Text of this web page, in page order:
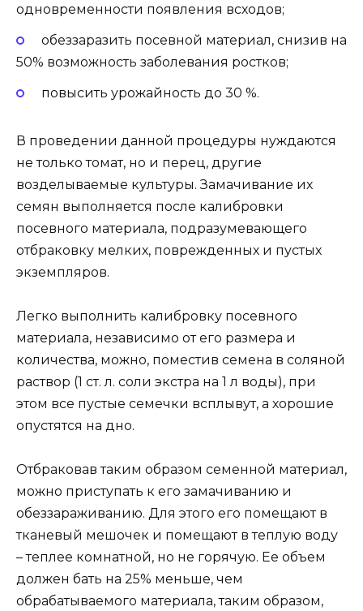
одновременности появления всходов;
обеззаразить посевной материал, снизив на
50% возможность заболевания ростков;
повысить урожайность до 30 %.
В проведении данной процедуры нуждаются
не только томат, но и перец, другие
возделываемые культуры. Замачивание их
семян выполняется после калибровки
посевного материала, подразумевающего
отбраковку мелких, поврежденных и пустых
экземпляров.
Легко выполнить калибровку посевного
материала, независимо от его размера и
количества, можно, поместив семена в соляной
раствор (1 ст. л. соли экстра на 1 л воды), при
этом все пустые семечки всплывут, а хорошие
опустятся на дно.
Отбраковав таким образом семенной материал,
можно приступать к его замачиванию и
обеззараживанию. Для этого его помещают в
тканевый мешочек и помещают в теплую воду
– теплее комнатной, но не горячую. Ее объем
должен бать на 25% меньше, чем
обрабатываемого материала, таким образом,